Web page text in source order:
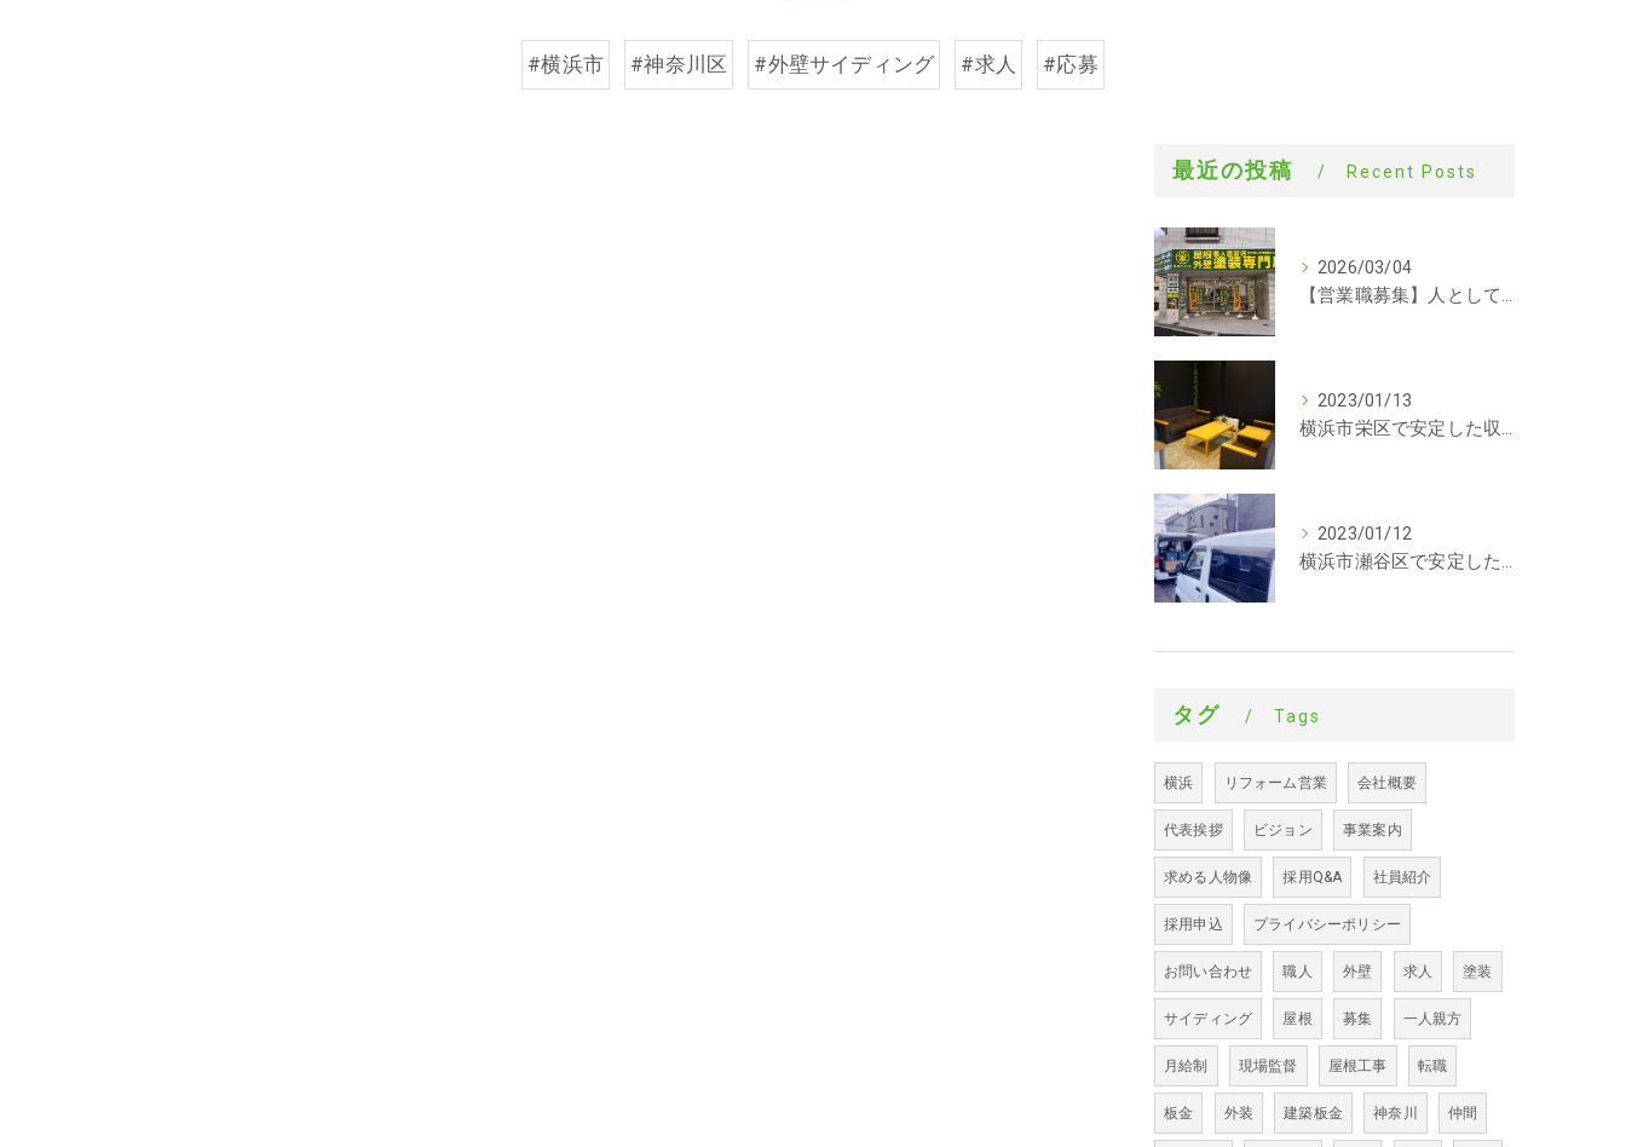
#横浜市 #神奈川区 #外壁サイディング #求人 #応募
最近の投稿 Recent Posts
2026/03/04
【営業職募集】人として成長できる会社。ラックルームの営業という仕事
2023/01/13
横浜市栄区で安定した収入を探している方、求人募集しています。事務
2023/01/12
横浜市瀬谷区で安定した収入を探している方、求人募集しています。サイディング
タグ Tags
横浜 リフォーム営業 会社概要
代表挨拶 ビジョン 事業案内
求める人物像 採用Q&A 社員紹介
採用申込 プライバシーポリシー
お問い合わせ 職人 外壁 求人 塗装
サイディング 屋根 募集 一人親方
月給制 現場監督 屋根工事 転職
板金 外装 建築板金 神奈川 仲間